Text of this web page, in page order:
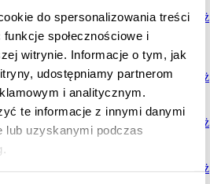
do spersonalizowania treści
społecznościowe i
witrynie. Informacje o tym, jak
udostępniamy partnerom
i analitycznym.
te informacje z innymi danymi
lub uzyskanymi podczas
4 trzecie sprzedane zł827
179,00
Pokaż
3 trzecie sprzedane
488
640,00
Pokaż
4 sprzedane
650
976,00
zł
Pokaż
Pokaż